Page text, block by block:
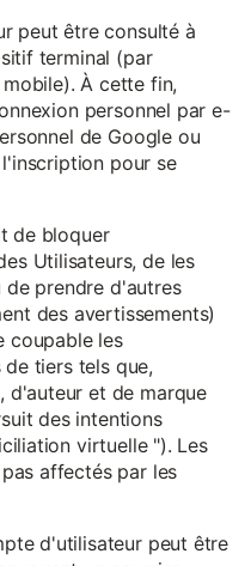
peut être consulté à
terminal (par
À cette fin,
personnel par e-
de Google ou
pour se
de bloquer
Utilisateurs, de les
prendre d'autres
des avertissements)
coupable les
tiers tels que,
d'auteur et de marque
des intentions
virtuelle "). Les
affectés par les
d'utilisateur peut être